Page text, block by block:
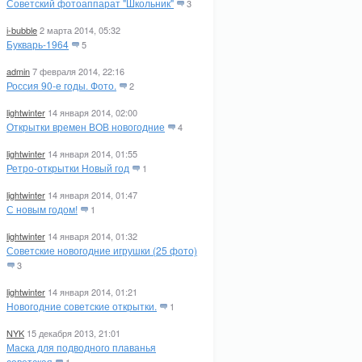
Советский фотоаппарат "Школьник" 3
i-bubble2 марта 2014, 05:32
Букварь-1964 5
admin7 февраля 2014, 22:16
Россия 90-е годы. Фото. 2
lightwinter 14 января 2014, 02:00
Открытки времен ВОВ новогодние 4
lightwinter 14 января 2014, 01:55
Ретро-открытки Новый год 1
lightwinter 14 января 2014, 01:47
С новым годом! 1
lightwinter 14 января 2014, 01:32
Советские новогодние игрушки (25 фото)
3
lightwinter 14 января 2014, 01:21
Новогодние советские открытки. 1
NYK 15 декабря 2013, 21:01
Маска для подводного плаванья